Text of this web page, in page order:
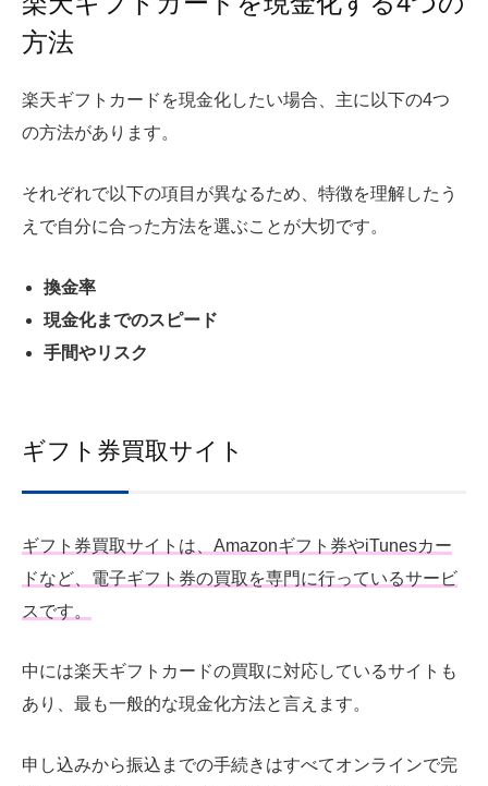
方法
楽天ギフトカードを現金化したい場合、主に以下の4つ
の方法があります。
それぞれで以下の項目が異なるため、特徴を理解したう
えで自分に合った方法を選ぶことが大切です。
換金率
現金化までのスピード
手間やリスク
ギフト券買取サイト
ギフト券買取サイトは、Amazonギフト券やiTunesカー
ドなど、電子ギフト券の買取を専門に行っているサービ
スです。
中には楽天ギフトカードの買取に対応しているサイトも
あり、最も一般的な現金化方法と言えます。
申し込みから振込までの手続きはすべてオンラインで完